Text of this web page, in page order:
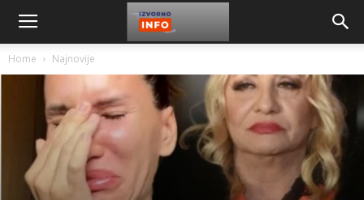
Home Najnovije